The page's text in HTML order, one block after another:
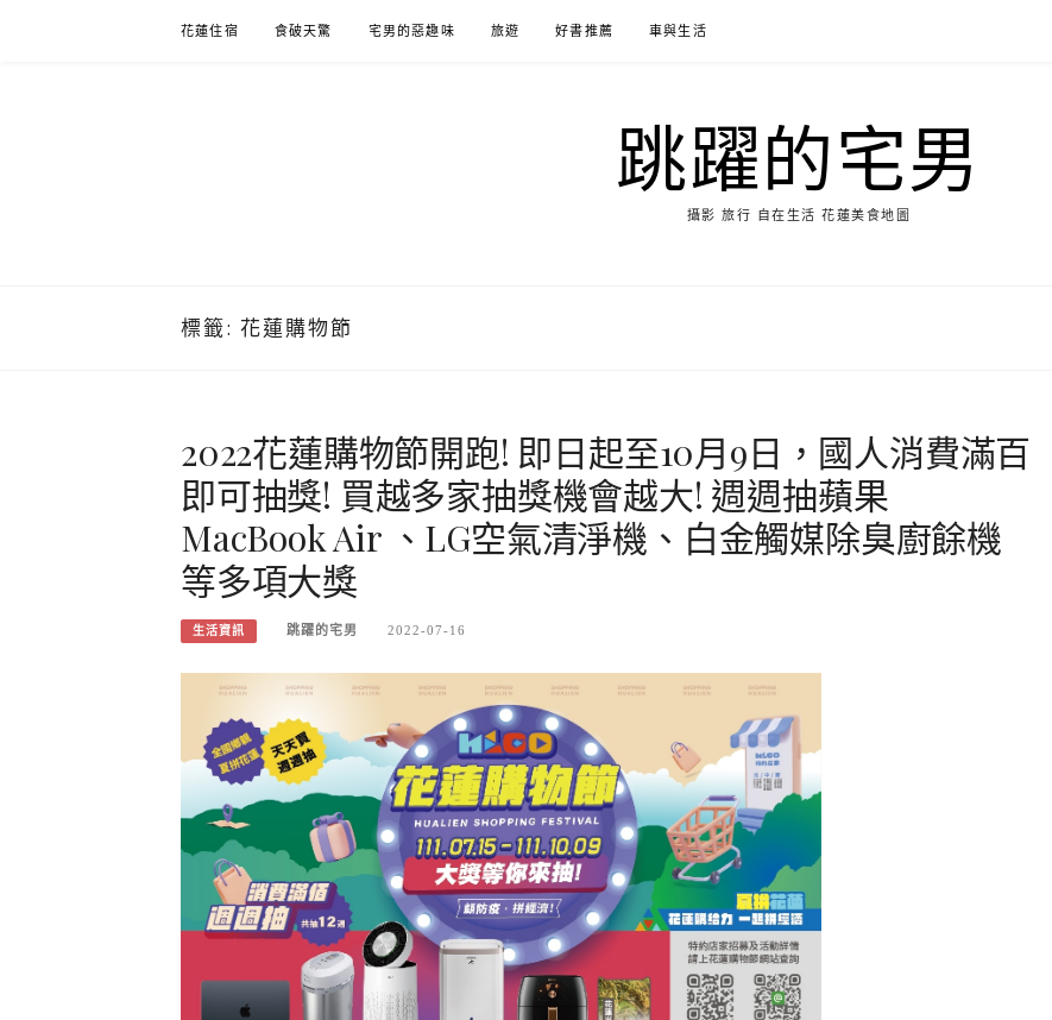
花蓮住宿 食破天驚 宅男的惡趣味 旅遊 好書推薦 車與生活
跳躍的宅男
攝影 旅行 自在生活 花蓮美食地圖
標籤: 花蓮購物節
2022花蓮購物節開跑! 即日起至10月9日，國人消費滿百
即可抽獎! 買越多家抽獎機會越大! 週週抽蘋果
MacBook Air 、LG空氣清淨機、白金觸媒除臭廚餘機
等多項大獎
生活資訊 跳躍的宅男 2022-07-16